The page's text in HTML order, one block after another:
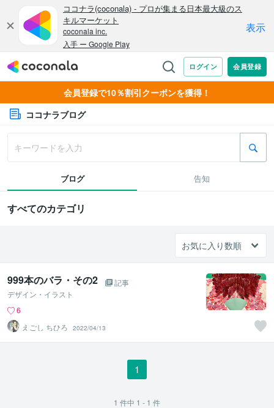
会員登録で10％割引クーポンを獲得！
ココナラブログ
ブログ 告知
すべてのカテゴリ
999本のバラ・その2
記事
デザイン・イラスト
6
えごし ちひろ
2022/04/13
1
1 件中 1 - 1 件